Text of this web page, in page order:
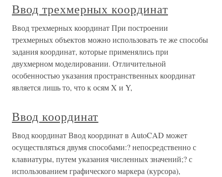
Ввод трехмерных координат
Ввод трехмерных координат При построении
трехмерных объектов можно использовать те же способы
задания координат, которые применялись при
двухмерном моделировании. Отличительной
особенностью указания пространственных координат
является лишь то, что к осям X и Y,
Ввод координат
Ввод координат Ввод координат в AutoCAD может
осуществляться двумя способами:? непосредственно с
клавиатуры, путем указания численных значений;? с
использованием графического маркера (курсора),